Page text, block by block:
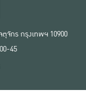
จักร กรุงเทพฯ 10900
45